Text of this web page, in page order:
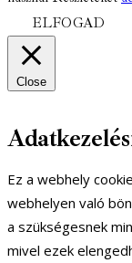
ELFOGAD
Close
Ez a webhely
webhelyen való
a szükségesnek
mivel ezek